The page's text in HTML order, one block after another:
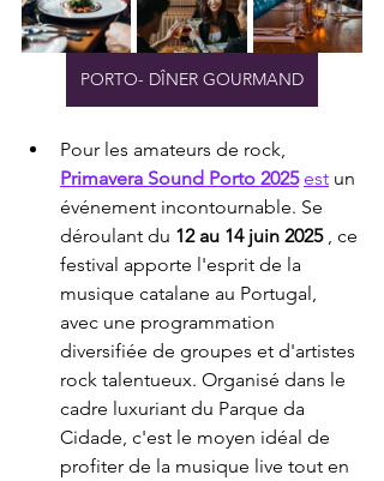
PORTO- DÎNER GOURMAND
Pour les amateurs de rock,
Primavera Sound Porto 2025 est un
événement incontournable. Se
déroulant du 12 au 14 juin 2025 , ce
festival apporte l'esprit de la
musique catalane au Portugal,
avec une programmation
diversifiée de groupes et d'artistes
rock talentueux. Organisé dans le
cadre luxuriant du Parque da
Cidade, c'est le moyen idéal de
profiter de la musique live tout en